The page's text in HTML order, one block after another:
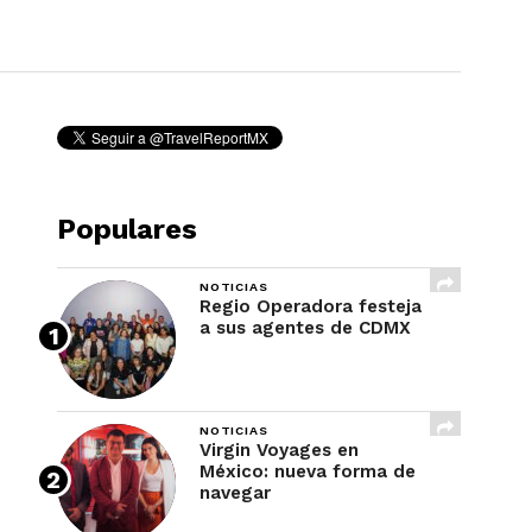
Populares
NOTICIAS
Regio Operadora festeja
a sus agentes de CDMX
NOTICIAS
Virgin Voyages en
México: nueva forma de
navegar